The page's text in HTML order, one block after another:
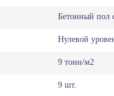
Бетонный пол
Нулевой
9 тонн/м2
9 шт.